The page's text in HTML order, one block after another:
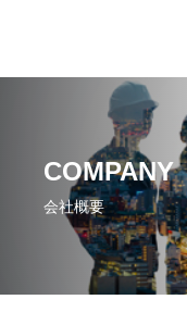
COMPANY
会社概要